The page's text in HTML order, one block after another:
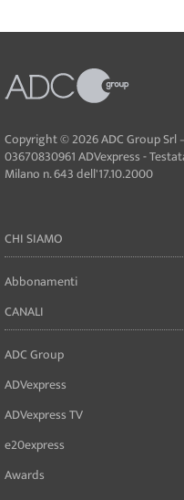
Copyright © 2026 ADC Group Srl
03670830961 ADVexpress -
Milano n. 643 dell'17.10.2000
CHI SIAMO
Abbonamenti
CANALI
ADC Group
ADVexpress
ADVexpress TV
e20express
Awards